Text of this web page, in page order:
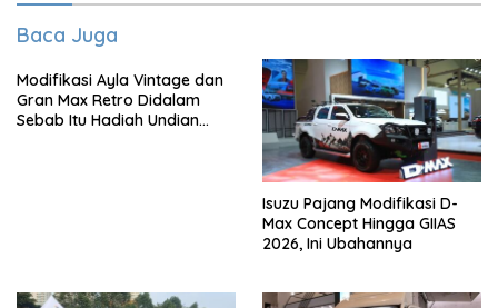
Baca Juga
Modifikasi Ayla Vintage dan
Gran Max Retro Didalam
Sebab Itu Hadiah Undian
Isuzu Pajang Modifikasi D-
Max Concept Hingga GIIAS
2026, Ini Ubahannya